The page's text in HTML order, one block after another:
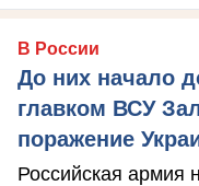
В России
До них начало
главком ВСУ
поражение
Российская армия